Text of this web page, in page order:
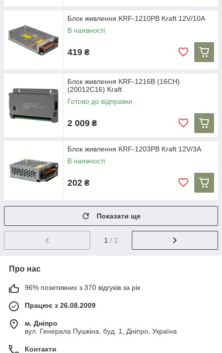
Блок живлення KRF-1210PB Kraft 12V/10A
В наявності
419 ₴
Блок живлення KRF-1216B (16CH)
(20012C16) Kraft
Готово до відправки
2 009 ₴
Блок живлення KRF-1203PB Kraft 12V/3A
В наявності
202 ₴
Показати ще
1 / 2
Про нас
96% позитивних з 370 відгуків за рік
Працює з 26.08.2009
м. Дніпро
вул. Генерала Пушкіна, буд. 1, Дніпро, Україна
Контакти